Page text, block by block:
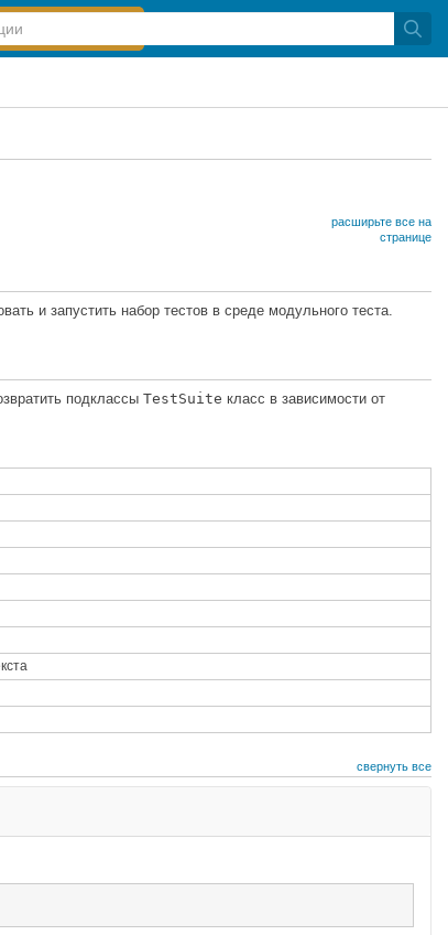
расширьте все на
странице
и запустить набор тестов в среде модульного теста.
подклассы TestSuite класс в зависимости от
свернуть все